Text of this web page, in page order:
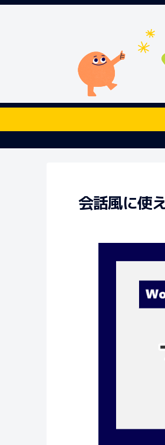
会話風に使